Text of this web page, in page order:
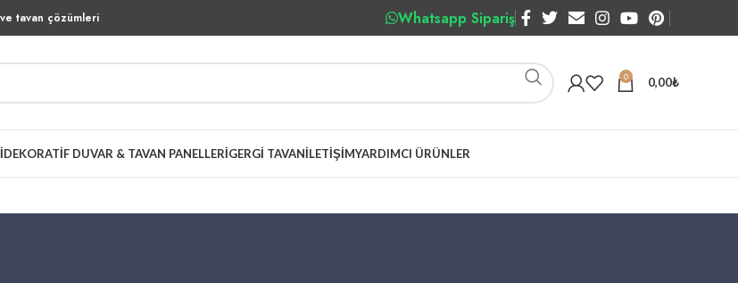
tavan çözümleri Whatsapp Sipariş
0 0,00₺
DEKORATIF DUVAR & TAVAN PANELLERIGERGI TAVANİLETIŞIMYARDIMCI ÜRÜNLER